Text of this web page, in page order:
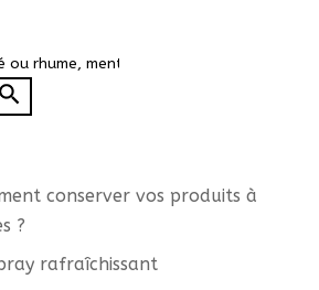
conserver vos produits à
?
rafraîchissant